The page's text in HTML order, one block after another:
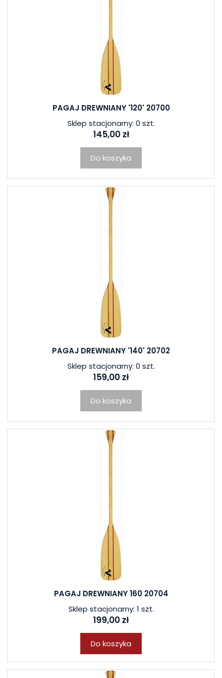
PAGAJ DREWNIANY '120' 20700
Sklep stacjonarny: 0 szt.
145,00 zł
Do koszyka
PAGAJ DREWNIANY '140' 20702
Sklep stacjonarny: 0 szt.
159,00 zł
Do koszyka
PAGAJ DREWNIANY 160 20704
Sklep stacjonarny: 1 szt.
199,00 zł
Do koszyka